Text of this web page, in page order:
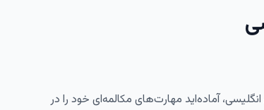
انگلیسی، آماده‌اید مهارت‌های مکالمه‌ای خود را در